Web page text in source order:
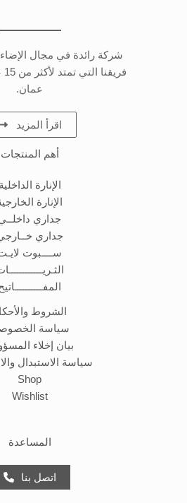
شركة رائدة في مجال
عمان.
اقرأ المزيد
أهم المنتجات
الإنارة الداخلية
الإنارة
جداري
جداري
ســــبوت
الشروط
سياسة
بيان إخلاء
سياسة الاستبدال
Shop
Wishlist
المساعدة
اتصل بنا